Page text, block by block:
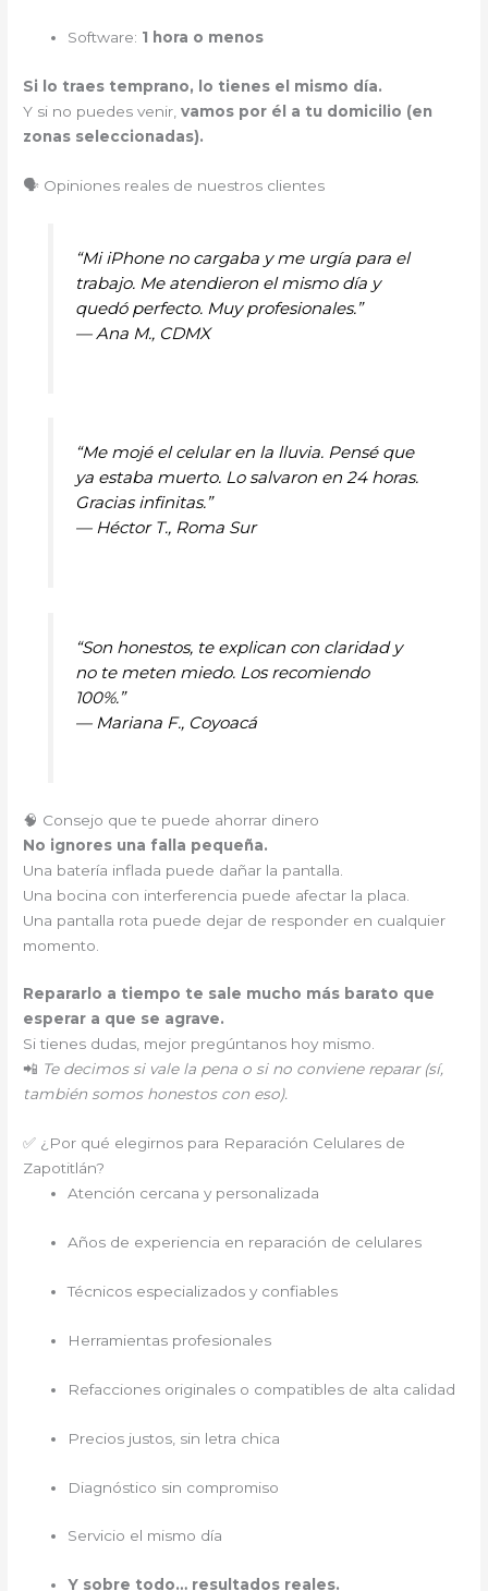
Software: 1 hora o menos
Si lo traes temprano, lo tienes el mismo día.
Y si no puedes venir,vamos por él a tu domicilio (en
zonas seleccionadas).
🗣️ Opiniones reales de nuestros clientes
“Mi iPhone no cargaba y me urgía para el
trabajo. Me atendieron el mismo día y
quedó perfecto. Muy profesionales.”
— Ana M., CDMX
“Me mojé el celular en la lluvia. Pensé que
ya estaba muerto. Lo salvaron en 24 horas.
Gracias infinitas.”
— Héctor T., Roma Sur
“Son honestos, te explican con claridad y
no te meten miedo. Los recomiendo
100%.”
— Mariana F., Coyoacá
🧠 Consejo que te puede ahorrar dinero
No ignores una falla pequeña.
Una batería inflada puede dañar la pantalla.
Una bocina con interferencia puede afectar la placa.
Una pantalla rota puede dejar de responder en cualquier
momento.
Repararlo a tiempo te sale mucho más barato que
esperar a que se agrave.
Si tienes dudas, mejor pregúntanos hoy mismo.
📲 Te decimos si vale la pena o si no conviene reparar (sí,
también somos honestos con eso).
✅ ¿Por qué elegirnos para Reparación Celulares de
Zapotitlán?
Atención cercana y personalizada
Años de experiencia en reparación de celulares
Técnicos especializados y confiables
Herramientas profesionales
Refacciones originales o compatibles de alta calidad
Precios justos, sin letra chica
Diagnóstico sin compromiso
Servicio el mismo día
Y sobre todo… resultados reales.